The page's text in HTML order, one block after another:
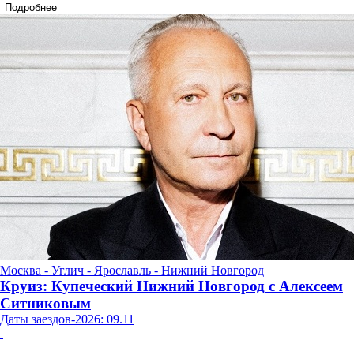
Подробнее
Москва - Углич - Ярославль - Нижний Новгород
Круиз: Купеческий Нижний Новгород с Алексеем
Ситниковым
Даты заездов-2026: 09.11